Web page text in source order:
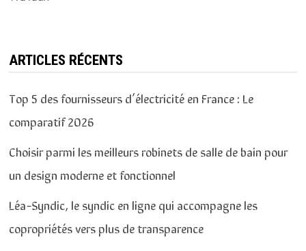
ARTICLES RÉCENTS
Top 5 des fournisseurs d’électricité en France : Le
comparatif 2026
Choisir parmi les meilleurs robinets de salle de bain pour
un design moderne et fonctionnel
Léa-Syndic, le syndic en ligne qui accompagne les
copropriétés vers plus de transparence